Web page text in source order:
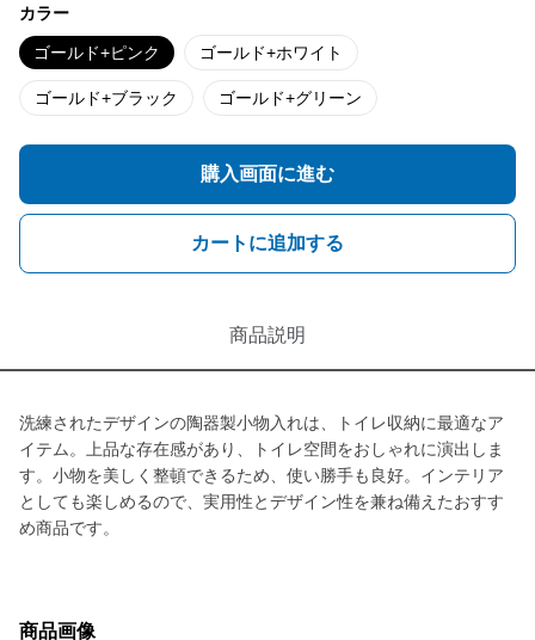
カラー
ゴールド+ピンク ゴールド+ホワイト
ゴールド+ブラック ゴールド+グリーン
購入画面に進む
カートに追加する
商品説明
洗練されたデザインの陶器製小物入れは、トイレ収納に最適なア
イテム。上品な存在感があり、トイレ空間をおしゃれに演出しま
す。小物を美しく整頓できるため、使い勝手も良好。インテリア
としても楽しめるので、実用性とデザイン性を兼ね備えたおすす
め商品です。
商品画像